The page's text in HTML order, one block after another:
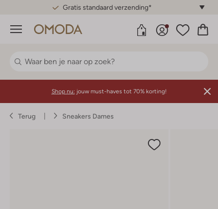
Gratis standaard verzending*
Menu
Shop nu: jouw must-haves tot 70% korting!
Terug Sneakers Dames